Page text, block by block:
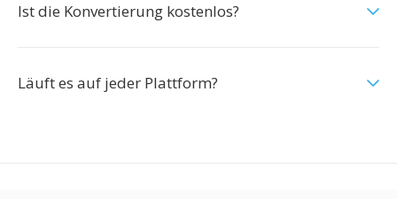
Ist die Konvertierung kostenlos?
Läuft es auf jeder Plattform?